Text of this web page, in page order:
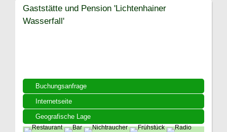
Buchungsanfrage
Internetseite
Geografische Lage
Gaststätte und Pension 'Lichtenhainer
Wasserfall'